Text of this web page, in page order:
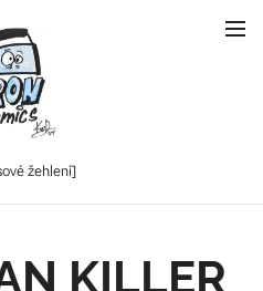
žehlení]
KILLER